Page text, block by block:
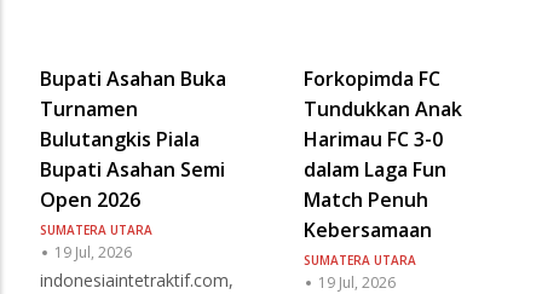
Bupati Asahan Buka
Turnamen
Bulutangkis Piala
Bupati Asahan Semi
Open 2026
SUMATERA UTARA
19 Jul, 2026
indonesiaintetraktif.com,
Forkopimda FC
Tundukkan Anak
Harimau FC 3-0
dalam Laga Fun
Match Penuh
Kebersamaan
SUMATERA UTARA
19 Jul, 2026